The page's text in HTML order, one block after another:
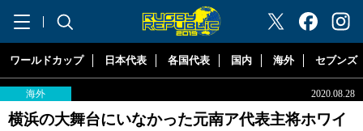
"ラグビーリパブリック"
ワールドカップ 日本代表 各国代表 国内 海外 セブンズ
海外 2020.08.28
横浜の大舞台にいなかった元南ア代表主将ホワイ